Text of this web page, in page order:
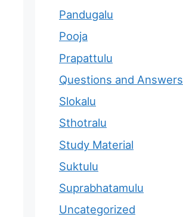
Pandugalu
Pooja
Prapattulu
Questions and Answers
Slokalu
Sthotralu
Study Material
Suktulu
Suprabhatamulu
Uncategorized